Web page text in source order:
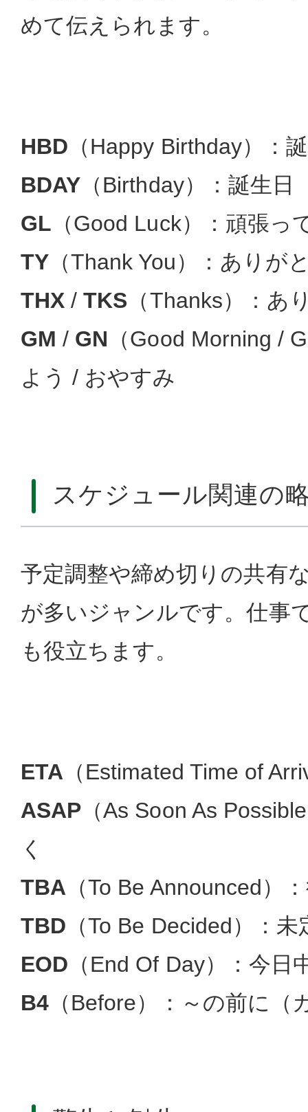
めて伝えられます。
HBD （Happy Birthday）：
BDAY （Birthday）：誕生日
GL （Good Luck）：頑張っ
TY （Thank You）：ありが
THX /TKS （Thanks）：あ
GM / GN （Good Morning /
よう / おやすみ
スケジュール関連の
予定調整や締め切りの共有
が多いジャンルです。仕事
も役立ちます。
ETA （Estimated Time of
ASAP （As Soon As
く
TBA （To Be Announced）
TBD （To Be Decided）：未
EOD （End Of Day）：今日
B4 （Before）：～の前に（